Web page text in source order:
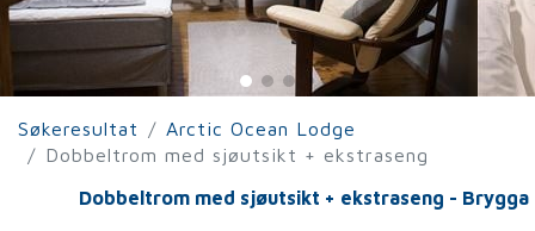
Søkeresultat
Arctic Ocean Lodge
Dobbeltrom med sjøutsikt + ekstraseng
Dobbeltrom med sjøutsikt + ekstraseng - Brygga